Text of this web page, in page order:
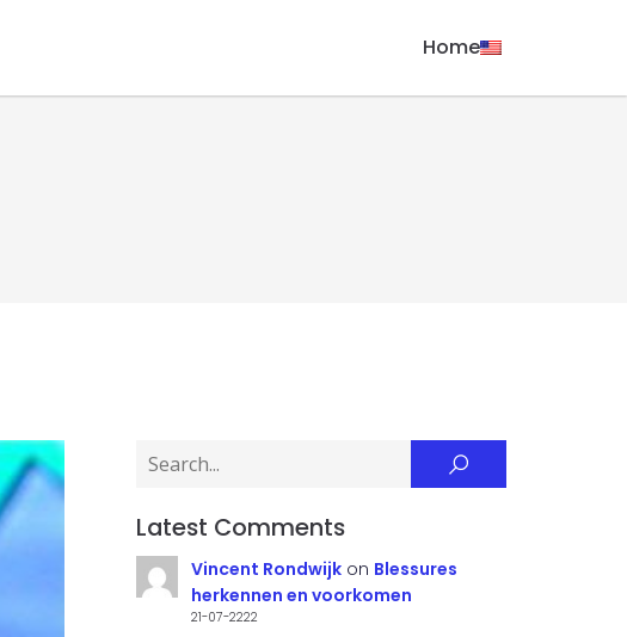
Home
Latest Comments
Vincent Rondwijkon Blessures
herkennen en voorkomen
21-07-2222